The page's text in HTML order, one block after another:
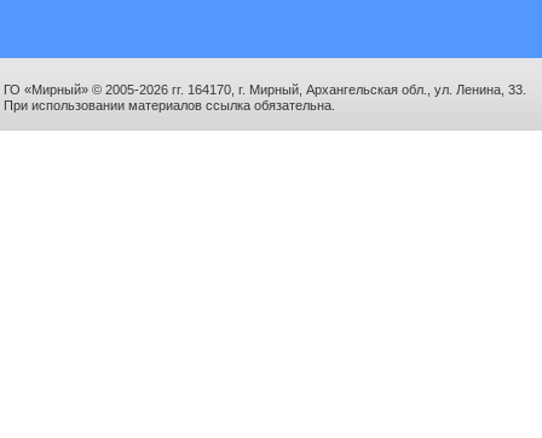
ГО «Мирный» © 2005-2026 гг. 164170, г. Мирный, Архангельская обл., ул. Ленина, 33.
При использовании материалов ссылка обязательна.